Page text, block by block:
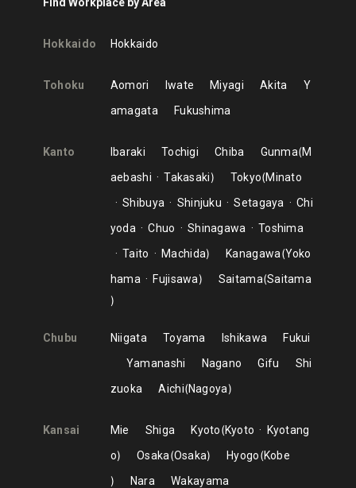
Hokkaido Hokkaido
Tohoku Aomori Iwate Miyagi Akita
Y
amagata
Fukushima
Kanto Ibaraki Tochigi Chiba Gunma M
aebashi
Takasaki Tokyo Minato
Shibuya
Shinjuku Setagaya
Chi
yoda
Chuo Shinagawa
Toshima
Taito
Machida Kanagawa Yoko
hama
Fujisawa Saitama Saitama
Chubu Niigata Toyama Ishikawa
Fukui
Yamanashi
Nagano Gifu
Shi
zuoka
Aichi Nagoya
Kansai Mie Shiga Kyoto Kyoto
Kyotang
o
Osaka Osaka Hyogo Kobe
Nara
Wakayama